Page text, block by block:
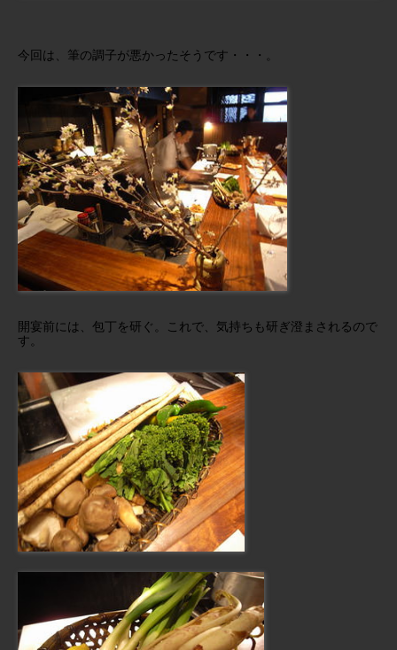
今回は、筆の調子が悪かったそうです・・・。
開宴前には、包丁を研ぐ。これで、気持ちも研ぎ澄まされるので
す。